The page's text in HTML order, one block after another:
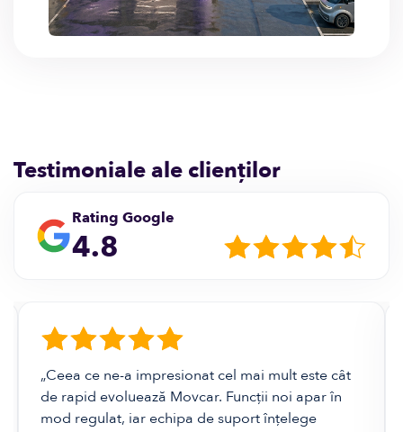
Testimoniale ale clienților
Rating Google
4.8
„Ceea ce ne-a impresionat cel mai mult este cât
de rapid evoluează Movcar. Funcții noi apar în
mod regulat, iar echipa de suport înțelege